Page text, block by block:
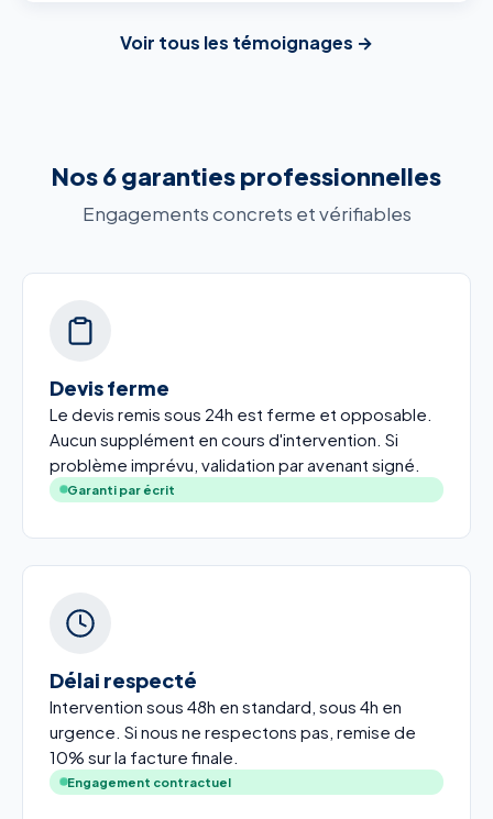
Voir tous les témoignages →
Nos 6 garanties professionnelles
Engagements concrets et vérifiables
Devis ferme
Le devis remis sous 24h est ferme et opposable.
Aucun supplément en cours d'intervention. Si
problème imprévu, validation par avenant signé.
Garanti par écrit
Délai respecté
Intervention sous 48h en standard, sous 4h en
urgence. Si nous ne respectons pas, remise de
10% sur la facture finale.
Engagement contractuel